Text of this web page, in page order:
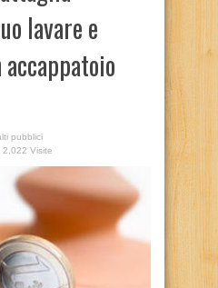
lavare e
pubblici
2,022 Visite